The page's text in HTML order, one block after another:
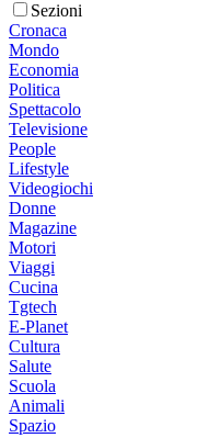
Sezioni
Cronaca
Mondo
Economia
Politica
Spettacolo
Televisione
People
Lifestyle
Videogiochi
Donne
Magazine
Motori
Viaggi
Cucina
Tgtech
E-Planet
Cultura
Salute
Scuola
Animali
Spazio